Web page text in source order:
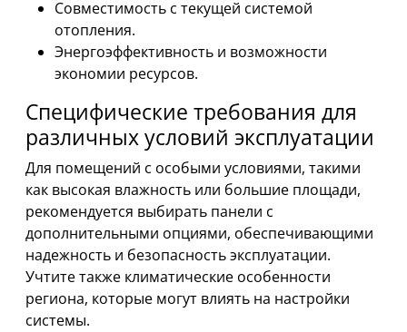
Совместимость с текущей системой
отопления.
Энергоэффективность и возможности
экономии ресурсов.
Специфические требования для
различных условий эксплуатации
Для помещений с особыми условиями, такими
как высокая влажность или большие площади,
рекомендуется выбирать панели с
дополнительными опциями, обеспечивающими
надежность и безопасность эксплуатации.
Учтите также климатические особенности
региона, которые могут влиять на настройки
системы.